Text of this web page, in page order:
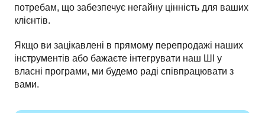
потребам, що забезпечує негайну цінність для ваших
клієнтів.
Якщо ви зацікавлені в прямому перепродажі наших
інструментів або бажаєте інтегрувати наш ШІ у
власні програми, ми будемо раді співпрацювати з
вами.